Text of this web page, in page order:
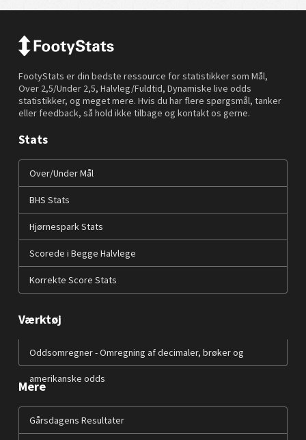
FootyStats er din bedste ressource for statistikker som Mål,
Over 2,5/Under 2,5, Halvleg/Fuldtid, Dynamiske live odds
statistikker, og meget mere. Hvis du har flere spørgsmål, tanker
eller feedback, så hold ikke tilbage og kontakt os gerne.
Stats
Over/Under Mål
BHS Stats
Hjørnespark Stats
Scorede i Begge Halvlege
Korrekte Score Stats
Værktøj
Oddsomregner - Omregning af decimaler, brøker og
amerikanske odds
Mere
Gårsdagens Resultater